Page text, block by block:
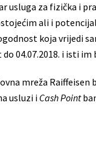
usluga za fizička i
ali i
koja vrijedi
04.07.2018. i isti
mreža Raiffeisen
usluzi i Cash Point